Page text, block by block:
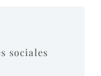
sociales